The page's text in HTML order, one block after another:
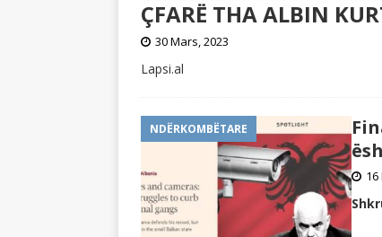
ÇFARË THA ALBIN
30 Mars, 2023
Lapsi.al
NDËRKOMBËTARE
16